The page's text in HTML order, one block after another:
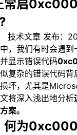
常启
技术文章 发布：
，我们有时会遇到
显示错误代码
复杂的错误代码
坏，尤其是
将深入浅出地分析
案。
何为